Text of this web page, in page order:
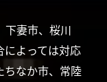
妻市、桜川
よっては対応
ちなか市、常陸